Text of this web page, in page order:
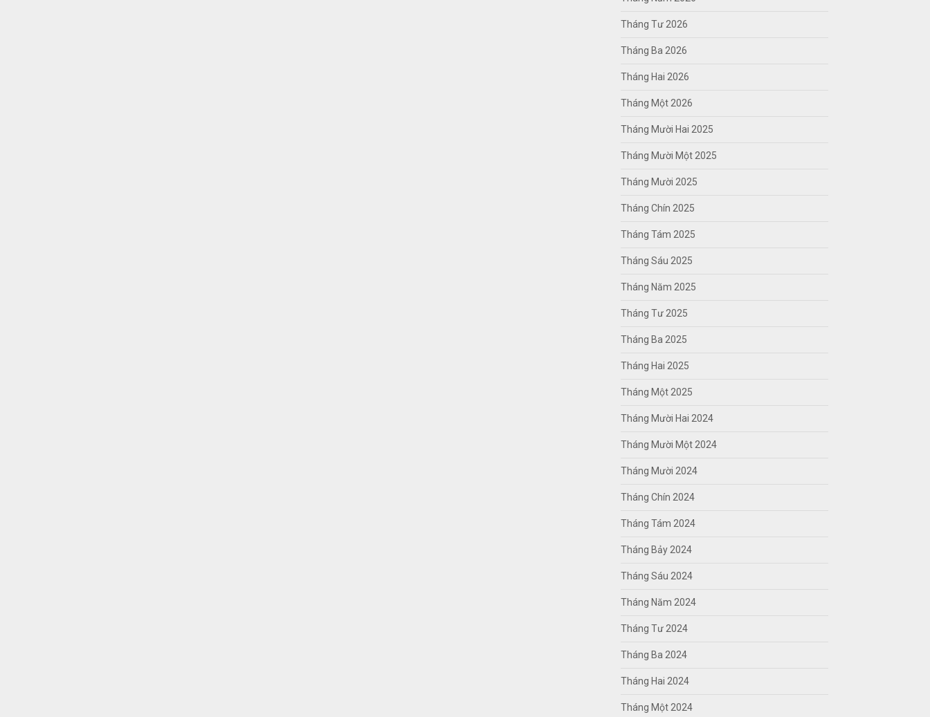
Tháng Tư 2026
Tháng Ba 2026
Tháng Hai 2026
Tháng Một 2026
Tháng Mười Hai 2025
Tháng Mười Một 2025
Tháng Mười 2025
Tháng Chín 2025
Tháng Tám 2025
Tháng Sáu 2025
Tháng Năm 2025
Tháng Tư 2025
Tháng Ba 2025
Tháng Hai 2025
Tháng Một 2025
Tháng Mười Hai 2024
Tháng Mười Một 2024
Tháng Mười 2024
Tháng Chín 2024
Tháng Tám 2024
Tháng Bảy 2024
Tháng Sáu 2024
Tháng Năm 2024
Tháng Tư 2024
Tháng Ba 2024
Tháng Hai 2024
Tháng Một 2024